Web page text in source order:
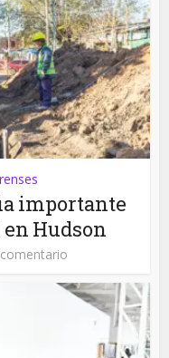
importante
en Hudson